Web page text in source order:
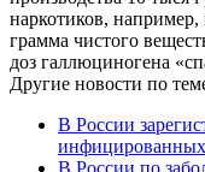
наркотиков, например,
грамма чистого
доз галлюциногена
Другие новости по
В России
инфицированных
В России по